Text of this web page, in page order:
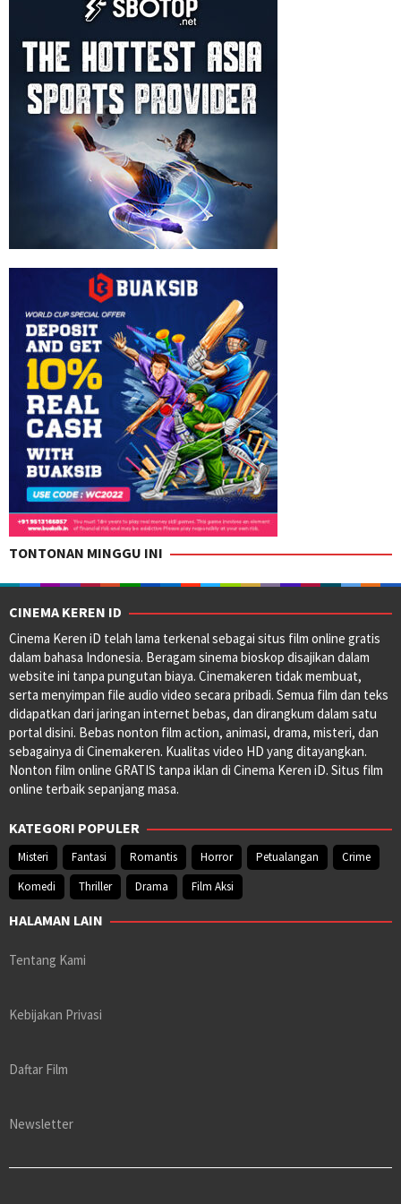
TONTONAN MINGGU INI
CINEMA KEREN ID
Cinema Keren iD telah lama terkenal sebagai situs film online gratis
dalam bahasa Indonesia. Beragam sinema bioskop disajikan dalam
website ini tanpa pungutan biaya. Cinemakeren tidak membuat,
serta menyimpan file audio video secara pribadi. Semua film dan teks
didapatkan dari jaringan internet bebas, dan dirangkum dalam satu
portal disini. Bebas nonton film action, animasi, drama, misteri, dan
sebagainya di Cinemakeren. Kualitas video HD yang ditayangkan.
Nonton film online GRATIS tanpa iklan di Cinema Keren iD. Situs film
online terbaik sepanjang masa.
KATEGORI POPULER
Misteri Fantasi Romantis Horror Petualangan
Crime
Komedi
Thriller Drama Film Aksi
HALAMAN LAIN
Tentang Kami
Kebijakan Privasi
Daftar Film
Newsletter